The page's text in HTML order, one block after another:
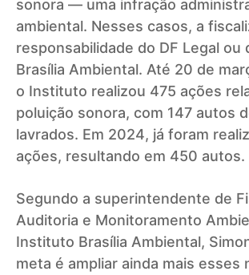
sonora — uma infração
ambiental. Nesses casos, a
responsabilidade do DF Legal ou
Brasília Ambiental. Até 20 de
o Instituto realizou 475 ações
poluição sonora, com 147 autos
lavrados. Em 2024, já foram
ações, resultando em 450 autos.
Segundo a superintendente de
Auditoria e Monitoramento
Instituto Brasília Ambiental,
meta é ampliar ainda mais esses